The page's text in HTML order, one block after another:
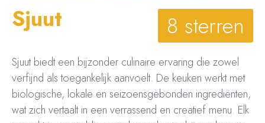
Sjuut 8 sterren
Sjuut biedt een bijzonder culinaire ervaring die zowel
verfijnd als toegankelijk aanvoelt. De keuken werkt met
biologische, lokale en seizoensgebonden ingrediënten,
wat zich vertaalt in een verrassend en creatief menu. Elk